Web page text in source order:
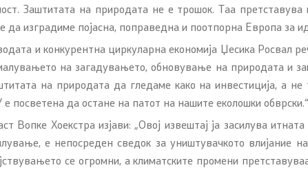
Заштитата на природата не е трошок. Таа
да изградиме појасна, поправедна и поотпорна Европа за
и конкурентна циркуларна економија Џесика Росвал
на загадувањето, обновување на природата и
на природата да гледаме како на инвестиција, а
посветена да остане на патот на нашите еколошки обврски.“
Вопке Хоекстра изјави: „Овој извештај ја засилува
е непосреден сведок за уништувачкото влијание
се огромни, а климатските промени